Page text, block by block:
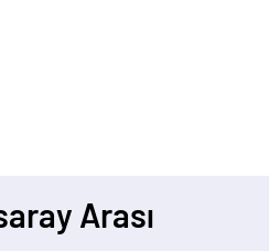
Arası